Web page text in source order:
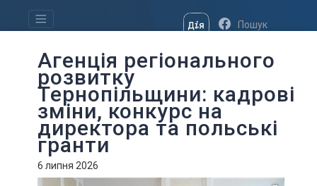
Агенція регіонального
розвитку
Тернопільщини: кадрові
зміни, конкурс на
директора та польські
гранти
6 липня 2026